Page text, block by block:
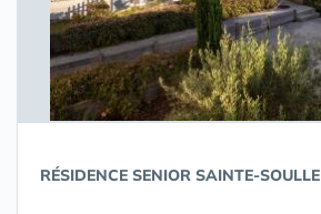
RÉSIDENCE SENIOR SAINTE-SOULLE